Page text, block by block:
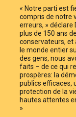
« Notre parti est
compris de notre
erreurs, » déclare
plus de 150 ans
conservateurs, et
le monde entier
des gens, nous
faits – de ce qui
prospères: la
publics efficaces,
protection de la
hautes attentes
»